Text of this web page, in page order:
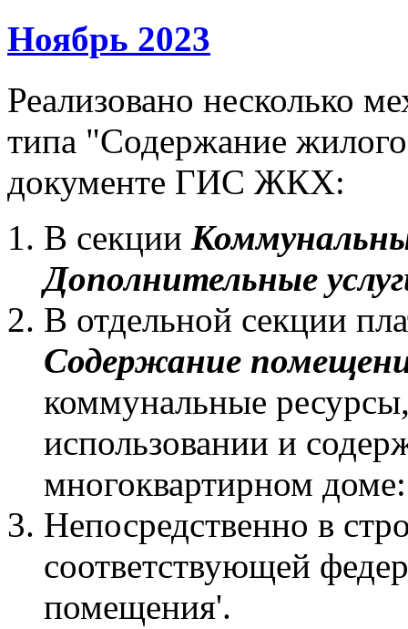
Ноябрь 2023
Реализовано несколько
типа "Содержание
документе ГИС ЖКХ:
В секции
Дополнительные
В отдельной секции
Содержание
коммунальные
использовании и
многоквартирном
Непосредственно в
соответствующей
помещения'.